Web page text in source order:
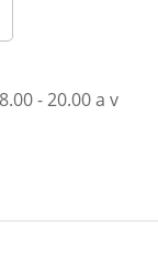
- 20.00 a v